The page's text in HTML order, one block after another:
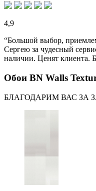
4,9
“Большой выбор,
Сергею за чудесный
наличии. Ценят клиента.
Обои BN Walls
БЛАГОДАРИМ ВАС ЗА